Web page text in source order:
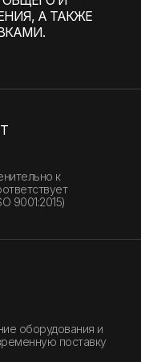
А ТАКЖЕ
оборудования и
поставку
к
9001:2015)